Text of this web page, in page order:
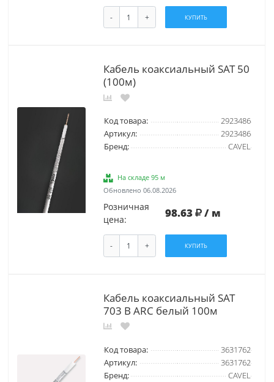
- + КУПИТЬ
Кабель коаксиальный SAT 50
(100м)
Код товара:
2923486
Артикул:
2923486
Бренд:
CAVEL
На складе 95 м
Обновлено 06.08.2026
Розничная
цена:
98.63 / м
- + КУПИТЬ
Кабель коаксиальный SAT
703 B ARC белый 100м
Код товара:
3631762
Артикул:
3631762
Бренд:
CAVEL